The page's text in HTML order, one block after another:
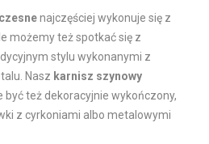
najczęściej wykonuje się z
możemy też spotkać się z
stylu wykonanymi z
Nasz karnisz szynowy
być też dekoracyjnie wykończony,
z cyrkoniami albo metalowymi